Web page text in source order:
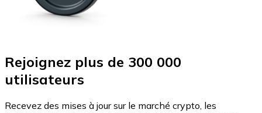
Rejoignez plus de 300 000
utilisateurs
Recevez des mises à jour sur le marché crypto, les